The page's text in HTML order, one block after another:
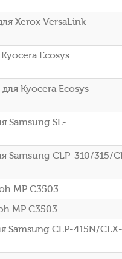
Xerox VersaLink
Ecosys
Kyocera Ecosys
Samsung SL-
Samsung CLP-310/315/
MP C3503
MP C3503
Samsung CLP-415N/CLX-